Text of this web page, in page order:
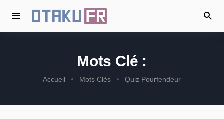
Mots Clé :
Accueil Mots Clès Quiz Pourfendeur